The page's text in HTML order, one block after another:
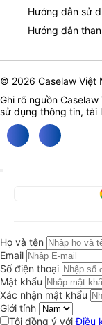
Hướng dẫn sử
Hướng dẫn
© 2026 Caselaw Việt
Ghi rõ nguồn
sử dụng thông tin, tài
Họ và tên
Email
Số điện thoại
Mật khẩu
Xác nhận mật khẩu
Giới tính
Tôi đồng ý vớiĐiều